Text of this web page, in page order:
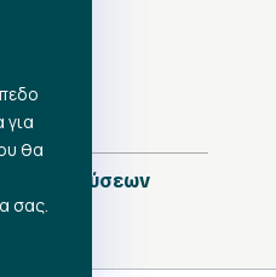
θα
σας.